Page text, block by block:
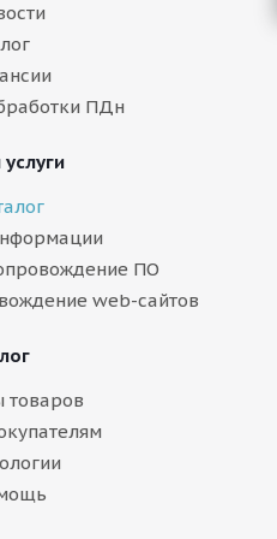
ПДн
ПО
web-сайтов
товаров